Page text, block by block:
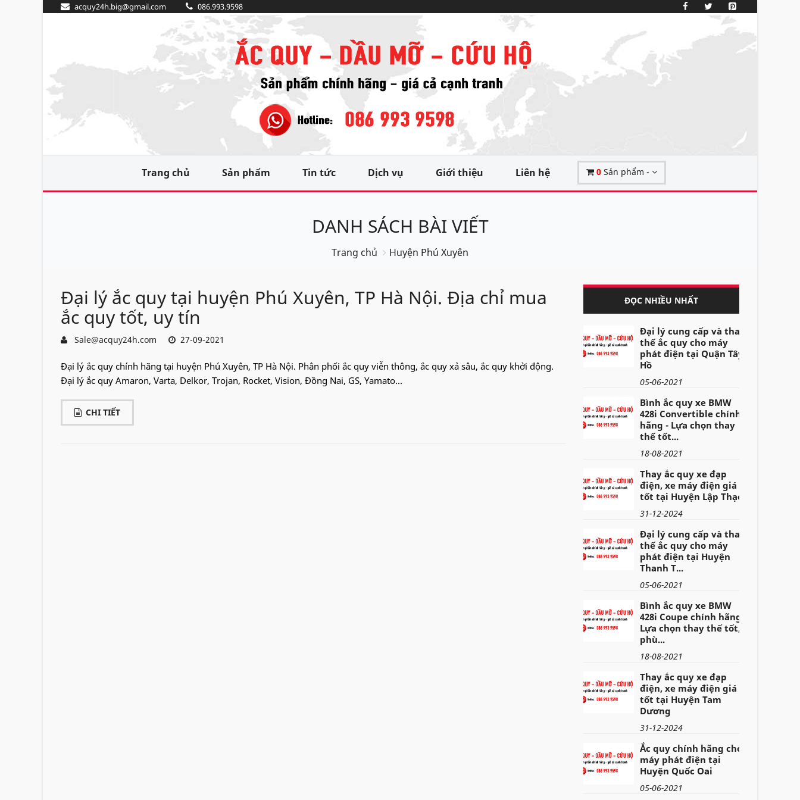
acquy24h.big@gmail.com 086.993.9598
Trang chủ Sản phẩm Tin tức Dịch vụ Giới thiệu Liên hệ 0Sản phẩm -
DANH SÁCH BÀI VIẾT
Trang chủ Huyện Phú Xuyên
Đại lý ắc quy tại huyện Phú Xuyên, TP Hà Nội. Địa chỉ mua
ắc quy tốt, uy tín
Sale@acquy24h.com 27-09-2021
Đại lý ắc quy chính hãng tại huyện Phú Xuyên, TP Hà Nội. Phân phối ắc quy viễn thông, ắc quy xả sâu, ắc quy khởi động.
Đại lý ắc quy Amaron, Varta, Delkor, Trojan, Rocket, Vision, Đồng Nai, GS, Yamato...
CHI TIẾT
ĐỌC NHIỀU NHẤT
Đại lý cung cấp và thay
thế ắc quy cho máy
phát điện tại Quận Tây
Hồ
05-06-2021
Bình ắc quy xe BMW
428i Convertible chính
hãng - Lựa chọn thay
thế tốt...
18-08-2021
Thay ắc quy xe đạp
điện, xe máy điện giá
tốt tại Huyện Lập Thạch
31-12-2024
Đại lý cung cấp và thay
thế ắc quy cho máy
phát điện tại Huyện
Thanh T...
05-06-2021
Bình ắc quy xe BMW
428i Coupe chính hãng -
Lựa chọn thay thế tốt,
phù...
18-08-2021
Thay ắc quy xe đạp
điện, xe máy điện giá
tốt tại Huyện Tam
Dương
31-12-2024
Ắc quy chính hãng cho
máy phát điện tại
Huyện Quốc Oai
05-06-2021